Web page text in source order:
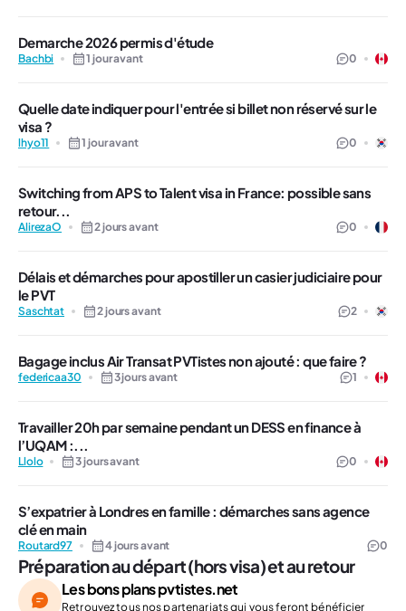
Demarche 2026 permis d'étude
Bachbi 1 jour avant 0
Quelle date indiquer pour l'entrée si billet non réservé sur le
visa ?
lhyo11 1 jour avant 0
Switching from APS to Talent visa in France: possible sans
retour...
AlirezaO 2 jours avant 0
Délais et démarches pour apostiller un casier judiciaire pour
le PVT
Saschtat 2 jours avant 2
Bagage inclus Air Transat PVTistes non ajouté : que faire ?
federicaa30 3 jours avant 1
Travailler 20h par semaine pendant un DESS en finance à
l’UQAM :...
Llolo 3 jours avant 0
S’expatrier à Londres en famille : démarches sans agence
clé en main
Routard97 4 jours avant 0
Préparation au départ (hors visa) et au retour
Les bons plans pvtistes.net
Retrouvez tous nos partenariats qui vous feront bénéficier